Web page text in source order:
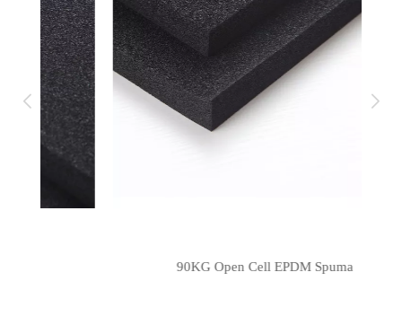
90KG Open Cell EPDM Spuma